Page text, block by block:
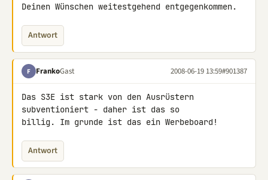
Deinen Wünschen weitestgehend entgegenkommen.
Antwort
F FrankoGast 2008-06-19 13:59#901387
Das S3E ist stark von den Ausrüstern
subventioniert - daher ist das so
billig. Im grunde ist das ein Werbeboard!
Antwort